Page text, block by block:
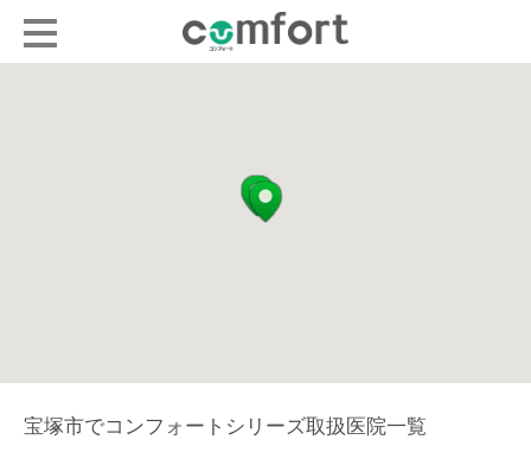
宝塚市でコンフォートシリーズ取扱医院一覧